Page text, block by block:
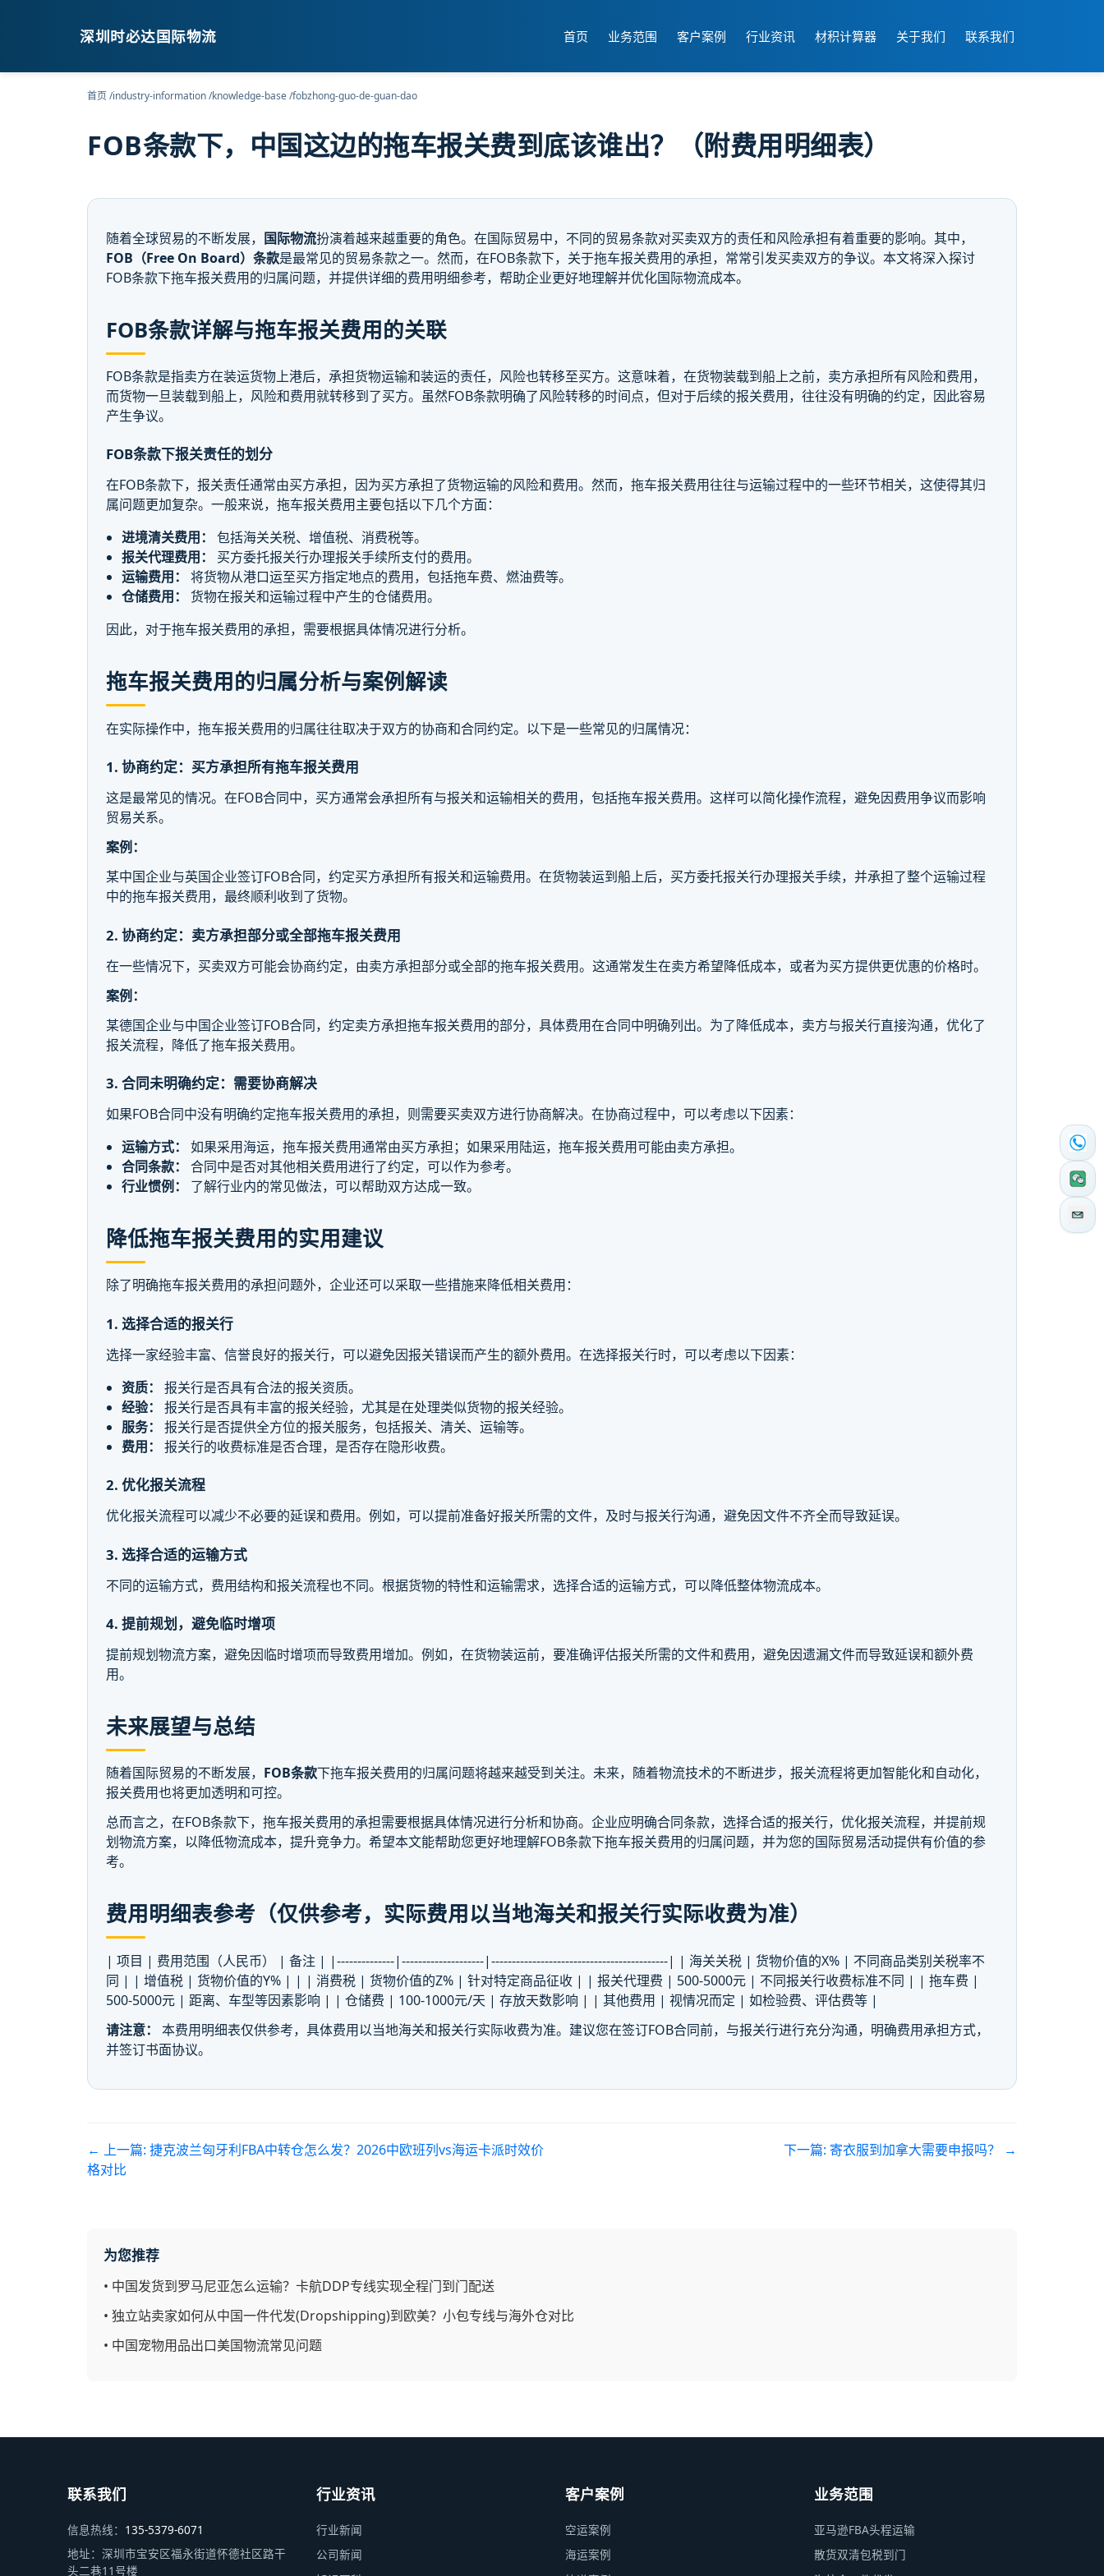
深圳时必达国际物流 首页 业务范围 客户案例 行业资讯 材积计算器 关于我们 联系我们
首页/industry-information/knowledge-base/fobzhong-guo-de-guan-dao
FOB条款下，中国这边的拖车报关费到底该谁出？（附费用明细表）
随着全球贸易的不断发展， 国际物流扮演着越来越重要的角色。在国际贸易中，不同的贸易条款对买卖双方的责任和风险承担有着重要的影响。其中，
FOB（Free On Board）条款是最常见的贸易条款之一。然而，在FOB条款下，关于拖车报关费用的承担，常常引发买卖双方的争议。本文将深入探讨
FOB条款下拖车报关费用的归属问题，并提供详细的费用明细参考，帮助企业更好地理解并优化国际物流成本。
FOB条款详解与拖车报关费用的关联
FOB条款是指卖方在装运货物上港后，承担货物运输和装运的责任，风险也转移至买方。这意味着，在货物装载到船上之前，卖方承担所有风险和费用，
而货物一旦装载到船上，风险和费用就转移到了买方。虽然FOB条款明确了风险转移的时间点，但对于后续的报关费用，往往没有明确的约定，因此容易
产生争议。
FOB条款下报关责任的划分
在FOB条款下，报关责任通常由买方承担，因为买方承担了货物运输的风险和费用。然而，拖车报关费用往往与运输过程中的一些环节相关，这使得其归
属问题更加复杂。一般来说，拖车报关费用主要包括以下几个方面：
进境清关费用：
包括海关关税、增值税、消费税等。
报关代理费用：
买方委托报关行办理报关手续所支付的费用。
运输费用：
将货物从港口运至买方指定地点的费用，包括拖车费、燃油费等。
仓储费用：
货物在报关和运输过程中产生的仓储费用。
因此，对于拖车报关费用的承担，需要根据具体情况进行分析。
拖车报关费用的归属分析与案例解读
在实际操作中，拖车报关费用的归属往往取决于双方的协商和合同约定。以下是一些常见的归属情况：
1. 协商约定：买方承担所有拖车报关费用
这是最常见的情况。在FOB合同中，买方通常会承担所有与报关和运输相关的费用，包括拖车报关费用。这样可以简化操作流程，避免因费用争议而影响
贸易关系。
案例：
某中国企业与英国企业签订FOB合同，约定买方承担所有报关和运输费用。在货物装运到船上后，买方委托报关行办理报关手续，并承担了整个运输过程
中的拖车报关费用，最终顺利收到了货物。
2. 协商约定：卖方承担部分或全部拖车报关费用
在一些情况下，买卖双方可能会协商约定，由卖方承担部分或全部的拖车报关费用。这通常发生在卖方希望降低成本，或者为买方提供更优惠的价格时。
案例：
某德国企业与中国企业签订FOB合同，约定卖方承担拖车报关费用的部分，具体费用在合同中明确列出。为了降低成本，卖方与报关行直接沟通，优化了
报关流程，降低了拖车报关费用。
3. 合同未明确约定：需要协商解决
如果FOB合同中没有明确约定拖车报关费用的承担，则需要买卖双方进行协商解决。在协商过程中，可以考虑以下因素：
运输方式：
如果采用海运，拖车报关费用通常由买方承担；如果采用陆运，拖车报关费用可能由卖方承担。
合同条款：
合同中是否对其他相关费用进行了约定，可以作为参考。
行业惯例：
了解行业内的常见做法，可以帮助双方达成一致。
降低拖车报关费用的实用建议
除了明确拖车报关费用的承担问题外，企业还可以采取一些措施来降低相关费用：
1. 选择合适的报关行
选择一家经验丰富、信誉良好的报关行，可以避免因报关错误而产生的额外费用。在选择报关行时，可以考虑以下因素：
资质：
报关行是否具有合法的报关资质。
经验：
报关行是否具有丰富的报关经验，尤其是在处理类似货物的报关经验。
服务：
报关行是否提供全方位的报关服务，包括报关、清关、运输等。
费用：
报关行的收费标准是否合理，是否存在隐形收费。
2. 优化报关流程
优化报关流程可以减少不必要的延误和费用。例如，可以提前准备好报关所需的文件，及时与报关行沟通，避免因文件不齐全而导致延误。
3. 选择合适的运输方式
不同的运输方式，费用结构和报关流程也不同。根据货物的特性和运输需求，选择合适的运输方式，可以降低整体物流成本。
4. 提前规划，避免临时增项
提前规划物流方案，避免因临时增项而导致费用增加。例如，在货物装运前，要准确评估报关所需的文件和费用，避免因遗漏文件而导致延误和额外费
用。
未来展望与总结
随着国际贸易的不断发展， FOB条款下拖车报关费用的归属问题将越来越受到关注。未来，随着物流技术的不断进步，报关流程将更加智能化和自动化，
报关费用也将更加透明和可控。
总而言之，在FOB条款下，拖车报关费用的承担需要根据具体情况进行分析和协商。企业应明确合同条款，选择合适的报关行，优化报关流程，并提前规
划物流方案，以降低物流成本，提升竞争力。希望本文能帮助您更好地理解FOB条款下拖车报关费用的归属问题，并为您的国际贸易活动提供有价值的参
考。
费用明细表参考（仅供参考，实际费用以当地海关和报关行实际收费为准）
| 项目 | 费用范围（人民币） | 备注 | |--------------|--------------------|-------------------------------------------| | 海关关税 | 货物价值的X% | 不同商品类别关税率不
同 | | 增值税 | 货物价值的Y% | | | 消费税 | 货物价值的Z% | 针对特定商品征收 | | 报关代理费 | 500-5000元 | 不同报关行收费标准不同 | | 拖车费 |
500-5000元 | 距离、车型等因素影响 | | 仓储费 | 100-1000元/天 | 存放天数影响 | | 其他费用 | 视情况而定 | 如检验费、评估费等 |
请注意：
本费用明细表仅供参考，具体费用以当地海关和报关行实际收费为准。建议您在签订FOB合同前，与报关行进行充分沟通，明确费用承担方式，
并签订书面协议。
← 上一篇: 捷克波兰匈牙利FBA中转仓怎么发？2026中欧班列vs海运卡派时效价
格对比
下一篇: 寄衣服到加拿大需要申报吗？ →
为您推荐
• 中国发货到罗马尼亚怎么运输？卡航DDP专线实现全程门到门配送
• 独立站卖家如何从中国一件代发(Dropshipping)到欧美？小包专线与海外仓对比
• 中国宠物用品出口美国物流常见问题
联系我们
信息热线： 135-5379-6071
地址： 深圳市宝安区福永街道怀德社区路干
头二巷11号楼
行业资讯
行业新闻
公司新闻
客户案例
空运案例
海运案例
业务范围
亚马逊FBA头程运输
散货双清包税到门